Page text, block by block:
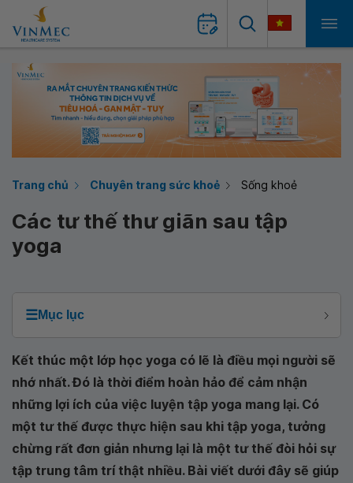
Trang chủ Chuyên trang sức khoẻ Sống khoẻ
Các tư thế thư giãn sau tập
yoga
☰Mục lục
Kết thúc một lớp học yoga có lẽ là điều mọi người sẽ
nhớ nhất. Đó là thời điểm hoàn hảo để cảm nhận
những lợi ích của việc luyện tập yoga mang lại. Có
một tư thế được thực hiện sau khi tập yoga, tưởng
chừng rất đơn giản nhưng lại là một tư thế đòi hỏi sự
tập trung tâm trí thật nhiều. Bài viết dưới đây sẽ giúp